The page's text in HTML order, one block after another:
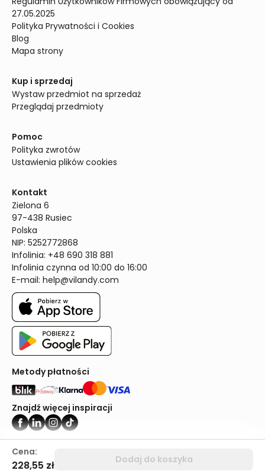
Cena:
228,55 zł Dodaj do koszyka
27.05.2025
Polityka Prywatności i Cookies
Blog
Mapa strony
Kup i sprzedaj
Wystaw przedmiot na sprzedaż
Przeglądaj przedmioty
Pomoc
Polityka zwrotów
Ustawienia plików cookies
Kontakt
Zielona 6
97-438 Rusiec
Polska
NIP: 5252772868
Infolinia: +48 690 318 881
Infolinia czynna od 10:00 do 16:00
E-mail: help@vilandy.com
Metody płatności
Znajdź więcej inspiracji
Vilandy ©2024